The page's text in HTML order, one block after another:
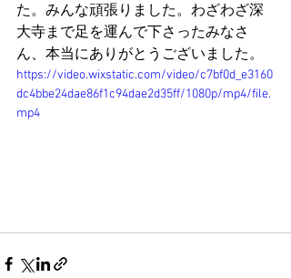
た。みんな頑張りました。わざわざ深
大寺まで足を運んで下さったみなさ
ん、本当にありがとうございました。
https://video.wixstatic.com/video/c7bf0d_e3160
dc4bbe24dae86f1c94dae2d35ff/1080p/mp4/file.
mp4